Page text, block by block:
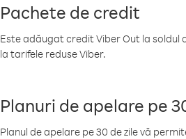
Pachete de credit
Este adăugat credit Viber Out la
la tarifele reduse Viber.
Planuri de apelare pe
Planul de apelare pe 30 de zile vă